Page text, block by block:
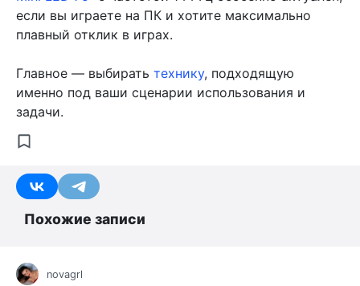
если вы играете на ПК и хотите максимально
плавный отклик в играх.
Главное — выбирать технику, подходящую
именно под ваши сценарии использования и
задачи.
Похожие записи
novagrl